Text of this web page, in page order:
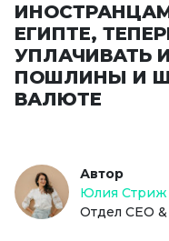
ЕГИПТЕ,
УПЛАЧИВАТЬ
ПОШЛИНЫ И
ВАЛЮТЕ
Автор
Юлия Стриж
Отдел СЕО